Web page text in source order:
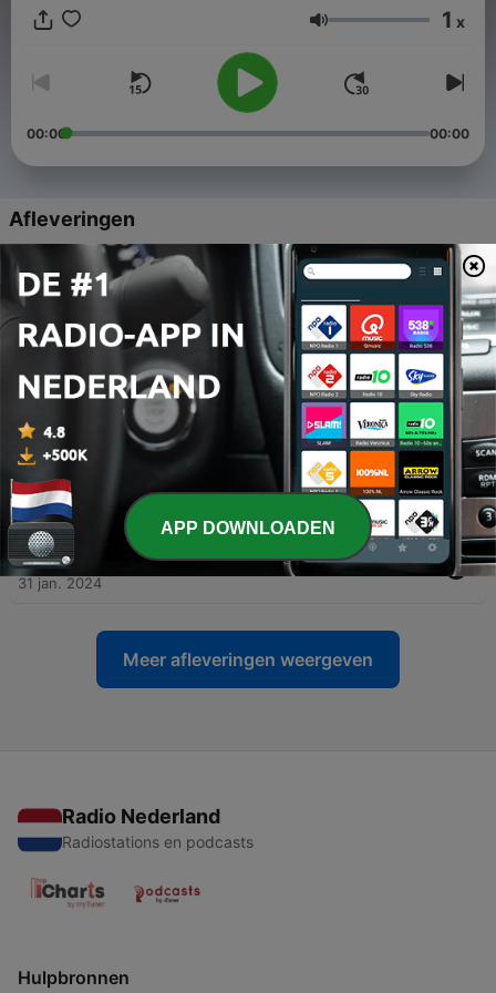
Volume 1 x
00:00 00:00
Afleveringen
88 - Zaak 12 - Het woord van het jaar
04 feb. 2024
87 - Zaak 11 - Tot PC gemaakte
Zaak 10 - Hoe spreek je ansjovis uit?
02 feb. 2024
85 - Zaak 9 - Thee, Chai en Openingszinnen
01 feb. 2024
84 - Zaak 5 - Het slechtste boek aller tijden
31 jan. 2024
Meer afleveringen weergeven
Radio Nederland
Radiostations en podcasts
Hulpbronnen
APP DOWNLOADEN